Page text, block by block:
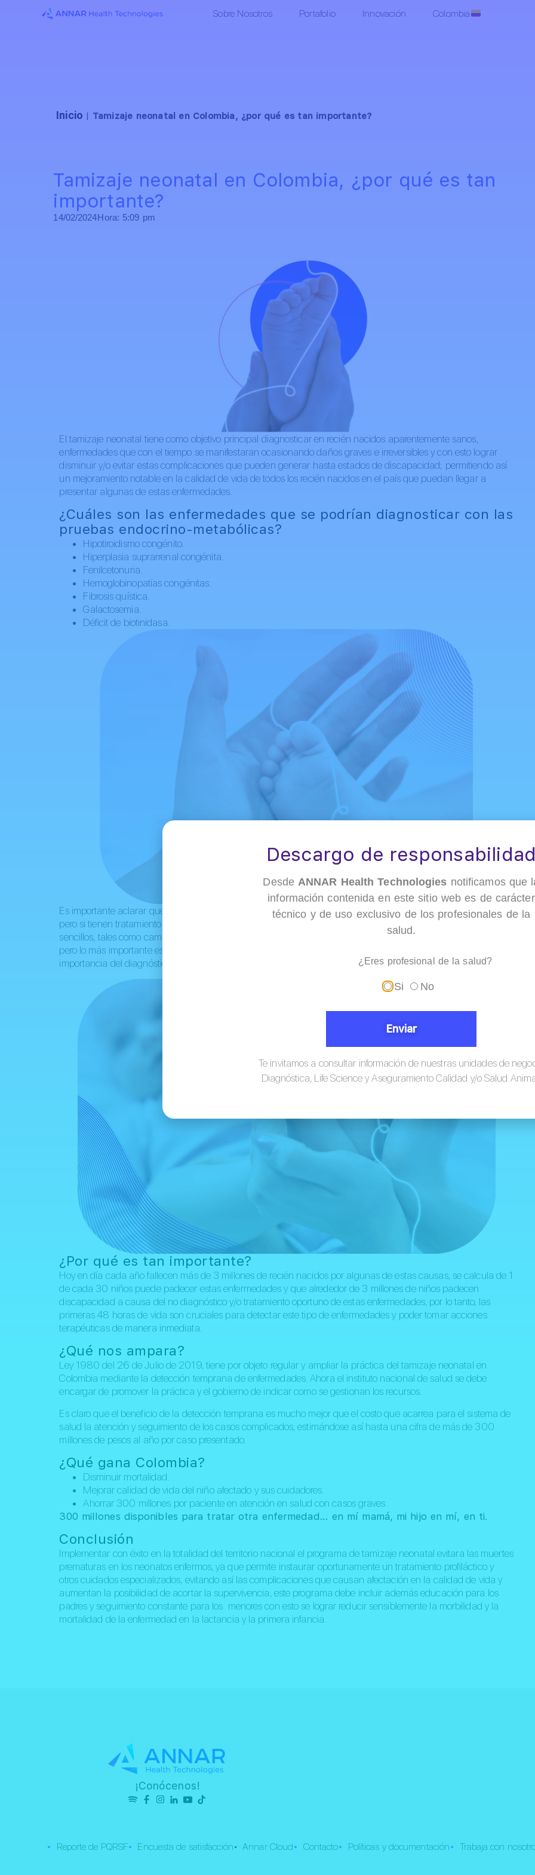
Sobre Nosotros Portafolio Innovación Colombia
Inicio | Tamizaje neonatal en Colombia, ¿por qué es tan importante?
Tamizaje neonatal en Colombia, ¿por qué es tan
importante?
14/02/2024Hora: 5:09 pm
El tamizaje neonatal tiene como objetivo principal diagnosticar en recién nacidos aparentemente sanos,
enfermedades que con el tiempo se manifestaran ocasionando daños graves e irreversibles y con esto lograr
disminuir y/o evitar estas complicaciones que pueden generar hasta estados de discapacidad; permitiendo así
un mejoramiento notable en la calidad de vida de todos los recién nacidos en el país que puedan llegar a
presentar algunas de estas enfermedades.
¿Cuáles son las enfermedades que se podrían diagnosticar con las
pruebas endocrino-metabólicas?
Hipotiroidismo congénito.
Hiperplasia suprarrenal congénita.
Fenilcetonuria.
Hemoglobinopatías congénitas.
Fibrosis quística.
Galactosemia.
Déficit de biotinidasa.
Es importante aclarar que actualmente ninguna de las enfermedades anteriormente mencionadas es curable,
pero si tienen tratamiento reconocidos con excelentes resultados y que en la mayoría de los casos son muy
sencillos, tales como cambiar algunos alimentos de la dieta o administrar unos medicamentos de manera oral,
pero lo más importante es que estos tratamientos deben iniciarse antes del primer mes de vida, por eso la
importancia del diagnóstico oportuno.
¿Por qué es tan importante?
Hoy en día cada año fallecen más de 3 millones de recién nacidos por algunas de estas causas, se calcula de 1
de cada 30 niños puede padecer estas enfermedades y que alrededor de 3 millones de niños padecen
discapacidad a causa del no diagnóstico y/o tratamiento oportuno de estas enfermedades, por lo tanto, las
primeras 48 horas de vida son cruciales para detectar este tipo de enfermedades y poder tomar acciones
terapéuticas de manera inmediata.
¿Qué nos ampara?
Ley 1980 del 26 de Julio de 2019, tiene por objeto regular y ampliar la práctica del tamizaje neonatal en
Colombia mediante la detección temprana de enfermedades. Ahora el instituto nacional de salud se debe
encargar de promover la práctica y el gobierno de indicar como se gestionan los recursos.
Es claro que el beneficio de la detección temprana es mucho mejor que el costo que acarrea para el sistema de
salud la atención y seguimiento de los casos complicados, estimándose así hasta una cifra de más de 300
millones de pesos al año por caso presentado.
¿Qué gana Colombia?
Disminuir mortalidad.
Mejorar calidad de vida del niño afectado y sus cuidadores.
Ahorrar 300 millones por paciente en atención en salud con casos graves.
300 millones disponibles para tratar otra enfermedad… en mí mamá, mi hijo en mí, en ti.
Conclusión
Implementar con éxito en la totalidad del territorio nacional el programa de tamizaje neonatal evitara las muertes
prematuras en los neonatos enfermos, ya que permite instaurar oportunamente un tratamiento profiláctico y
otros cuidados especializados, evitando así las complicaciones que causan afectación en la calidad de vida y
aumentan la posibilidad de acortar la supervivencia, este programa debe incluir además educación para los
padres y seguimiento constante para los menores con esto se lograr reducir sensiblemente la morbilidad y la
mortalidad de la enfermedad en la lactancia y la primera infancia.
¡Conócenos!
• Reporte de PQRSF• Encuesta de satisfacción• Annar Cloud• Contacto• Políticas y documentación• Trabaja con
Descargo de
Desde ANNAR Health Technologies notificamos que
información contenida en este sitio web es de carácter
técnico y de uso exclusivo de los profesionales de la
salud.
¿Eres profesional de la salud?
Si No
Enviar
Te invitamos a consultar información de nuestras unidades de
Diagnóstica, Life Science y Aseguramiento Calidad y/o Salud